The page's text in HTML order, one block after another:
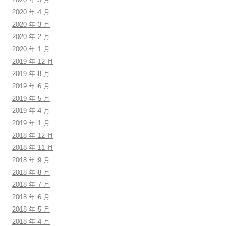
2020 年 4 月
2020 年 3 月
2020 年 2 月
2020 年 1 月
2019 年 12 月
2019 年 8 月
2019 年 6 月
2019 年 5 月
2019 年 4 月
2019 年 1 月
2018 年 12 月
2018 年 11 月
2018 年 9 月
2018 年 8 月
2018 年 7 月
2018 年 6 月
2018 年 5 月
2018 年 4 月